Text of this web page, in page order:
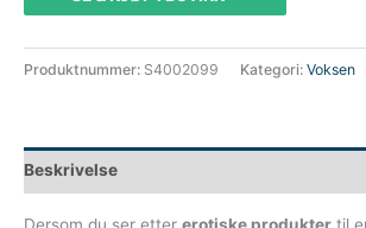
Produktnummer: S4002099 Kategori: Voksen
Beskrivelse
Dersom du ser etter erotiske produkter til